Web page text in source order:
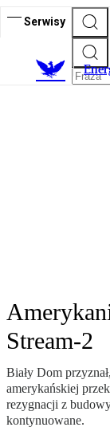
Serwisy
E
Stream-2
Biały Dom
amerykańskiej
rezygnacji z
kontynuowane.